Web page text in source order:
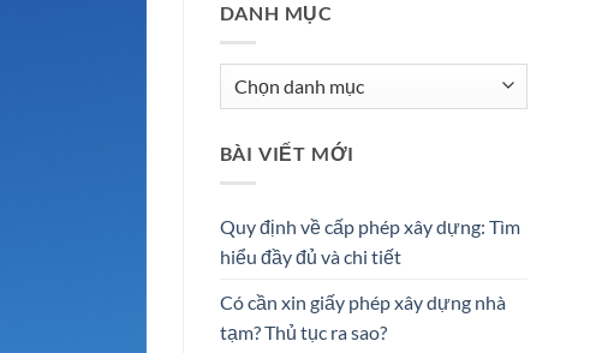
DANH MỤC
Danh
mục
BÀI VIẾT MỚI
Quy định về cấp phép xây dựng: Tìm
hiểu đầy đủ và chi tiết
Có cần xin giấy phép xây dựng nhà
tạm? Thủ tục ra sao?